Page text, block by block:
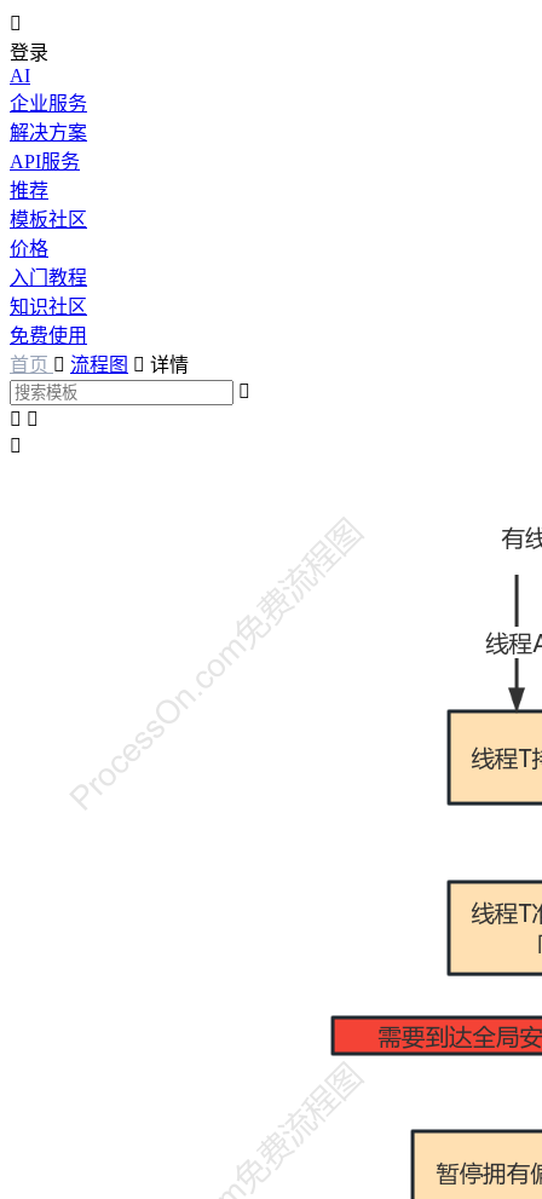

登录
AI
企业服务
解决方案
API服务
推荐
模板社区
价格
入门教程
知识社区
免费使用
首页  流程图  详情

 
